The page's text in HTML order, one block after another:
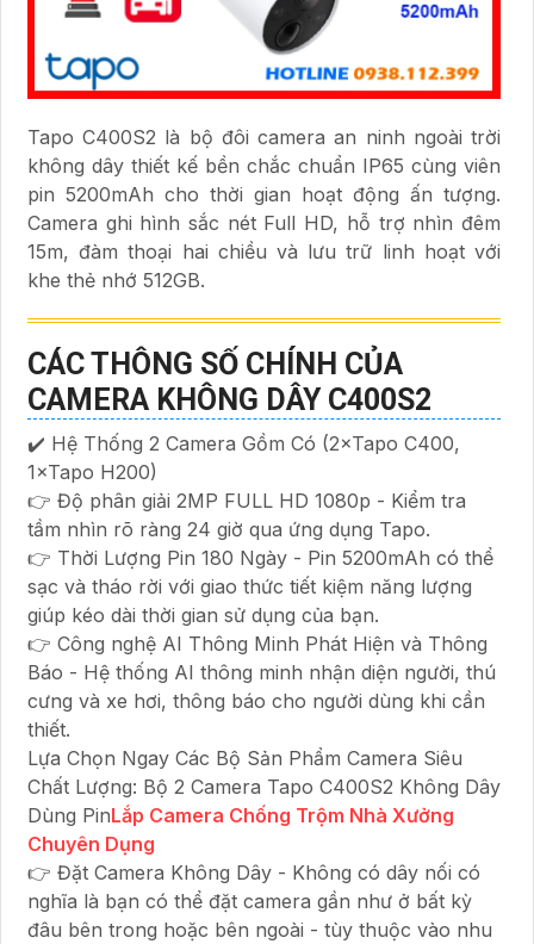
Tapo C400S2 là bộ đôi camera an ninh ngoài trời
không dây thiết kế bền chắc chuẩn IP65 cùng viên
pin 5200mAh cho thời gian hoạt động ấn tượng.
Camera ghi hình sắc nét Full HD, hỗ trợ nhìn đêm
15m, đàm thoại hai chiều và lưu trữ linh hoạt với
khe thẻ nhớ 512GB.
CÁC THÔNG SỐ CHÍNH CỦA
CAMERA KHÔNG DÂY C400S2
✔️ Hệ Thống 2 Camera Gồm Có (2×Tapo C400,
1×Tapo H200)
👉 Độ phân giải 2MP FULL HD 1080p - Kiểm tra
tầm nhìn rõ ràng 24 giờ qua ứng dụng Tapo.
👉 Thời Lượng Pin 180 Ngày - Pin 5200mAh có thể
sạc và tháo rời với giao thức tiết kiệm năng lượng
giúp kéo dài thời gian sử dụng của bạn.
👉 Công nghệ AI Thông Minh Phát Hiện và Thông
Báo - Hệ thống AI thông minh nhận diện người, thú
cưng và xe hơi, thông báo cho người dùng khi cần
thiết.
Lựa Chọn Ngay Các Bộ Sản Phẩm Camera Siêu
Chất Lượng: Bộ 2 Camera Tapo C400S2 Không Dây
Dùng PinLắp Camera Chống Trộm Nhà Xưởng
Chuyên Dụng
👉 Đặt Camera Không Dây - Không có dây nối có
nghĩa là bạn có thể đặt camera gần như ở bất kỳ
đâu bên trong hoặc bên ngoài - tùy thuộc vào nhu